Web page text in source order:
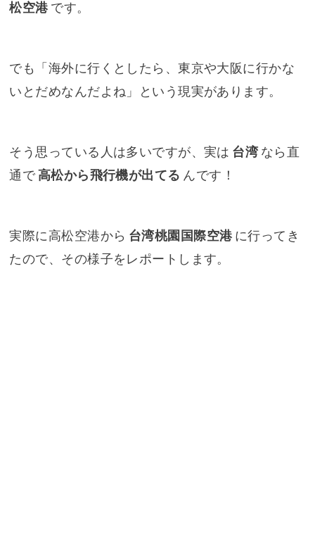
松空港 です。
でも「海外に行くとしたら、東京や大阪に行かな
いとだめなんだよね」という現実があります。
そう思っている人は多いですが、実は 台湾 なら直
通で高松から飛行機が出てる んです！
実際に高松空港から 台湾桃園国際空港 に行ってき
たので、その様子をレポートします。